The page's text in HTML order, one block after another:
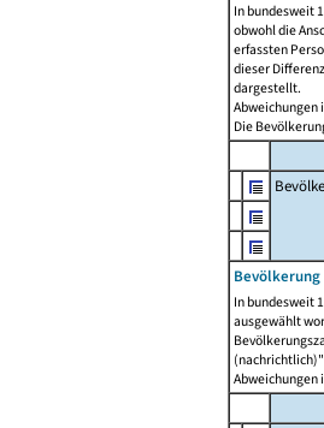
In bundesweit
obwohl die
erfassten
dieser
dargestellt.
Abweichungen
Die
In bundesweit
ausgewählt
Abweichungen